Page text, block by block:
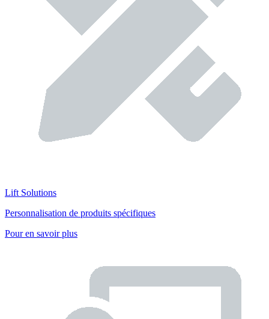
Lift Solutions
Personnalisation de produits spécifiques
Pour en savoir plus